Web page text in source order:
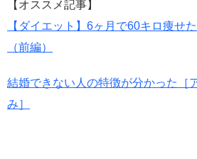
【オススメ記事】
【ダイエット】6ヶ月で60キロ痩せ
（前編）
結婚できない人の特徴が分かった［
み］